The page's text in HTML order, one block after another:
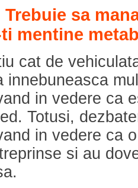
Trebuie sa
mentine
cat de
innebuneasca
in vedere ca
Totusi,
in vedere ca
si au